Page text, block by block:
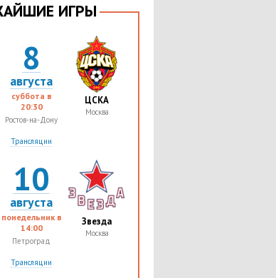
ИГРЫ
8
августа
суббота в
20:30
Ростов-на-Дону
Трансляции
ЦСКА
Москва
10
августа
понедельник в
14:00
Петроград
Трансляции
Звезда
Москва